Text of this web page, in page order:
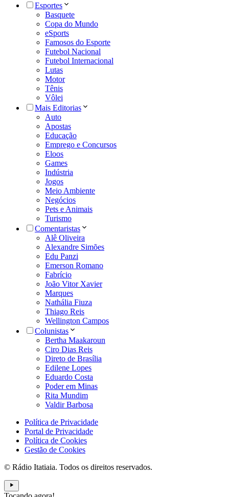
Esportes
Basquete
Copa do Mundo
eSports
Famosos do Esporte
Futebol Nacional
Futebol Internacional
Lutas
Motor
Tênis
Vôlei
Mais Editorias
Auto
Apostas
Educação
Emprego e Concursos
Eloos
Games
Indústria
Jogos
Meio Ambiente
Negócios
Pets e Animais
Turismo
Comentaristas
Alê Oliveira
Alexandre Simões
Edu Panzi
Emerson Romano
Fabrício
João Vitor Xavier
Marques
Nathália Fiuza
Thiago Reis
Wellington Campos
Colunistas
Bertha Maakaroun
Ciro Dias Reis
Direto de Brasília
Edilene Lopes
Eduardo Costa
Poder em Minas
Rita Mundim
Valdir Barbosa
Política de Privacidade
Portal de Privacidade
Política de Cookies
Gestão de Cookies
© Rádio Itatiaia. Todos os direitos reservados.